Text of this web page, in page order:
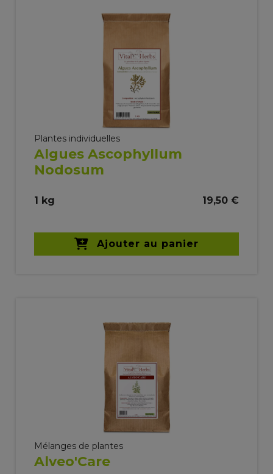
Plantes individuelles
Algues Ascophyllum
Nodosum
1 kg 19,50 €
Ajouter au panier
Mélanges de plantes
Alveo'Care